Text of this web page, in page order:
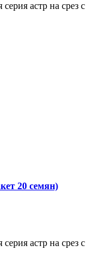
астр на срез с
20 семян)
астр на срез с